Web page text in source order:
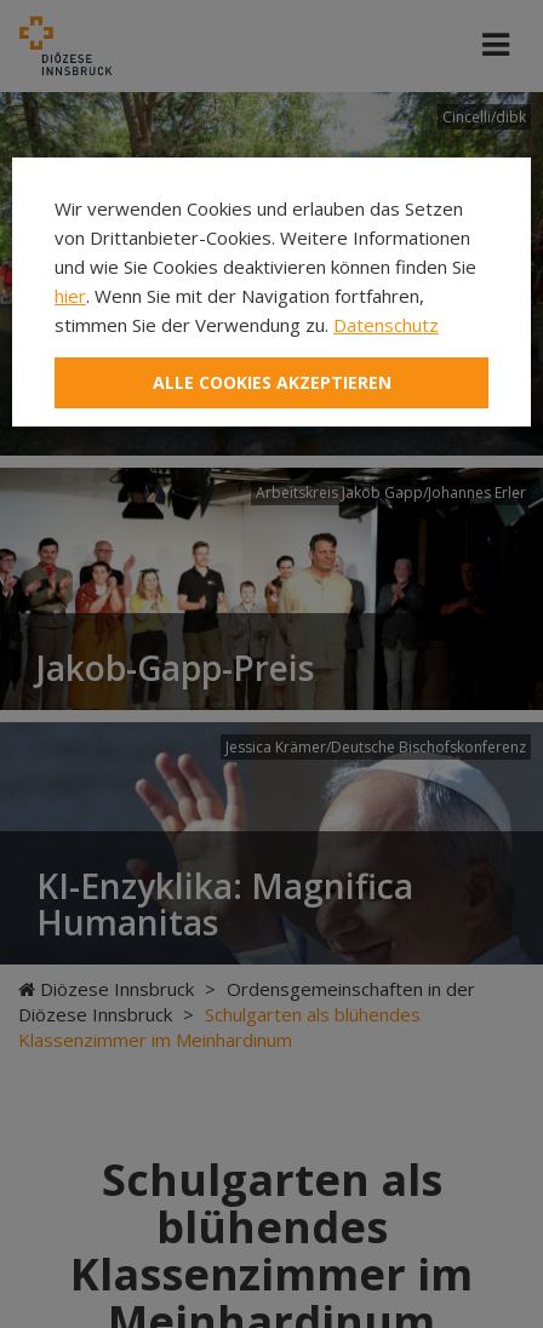
Cincelli/dibk
Neuer Pilgerweg Via
Laudato si’
Arbeitskreis Jakob Gapp/Johannes Erler
Jakob-Gapp-Preis
Jessica Krämer/Deutsche Bischofskonferenz
KI-Enzyklika: Magnifica
Humanitas
Diözese Innsbruck > Ordensgemeinschaften in der
Diözese Innsbruck > Schulgarten als blühendes
Klassenzimmer im Meinhardinum
Schulgarten als
blühendes
Klassenzimmer im
Wir verwenden Cookies und erlauben das Setzen
von Drittanbieter-Cookies. Weitere Informationen
und wie Sie Cookies deaktivieren können finden Sie
hier. Wenn Sie mit der Navigation fortfahren,
stimmen Sie der Verwendung zu. Datenschutz
ALLE COOKIES AKZEPTIEREN